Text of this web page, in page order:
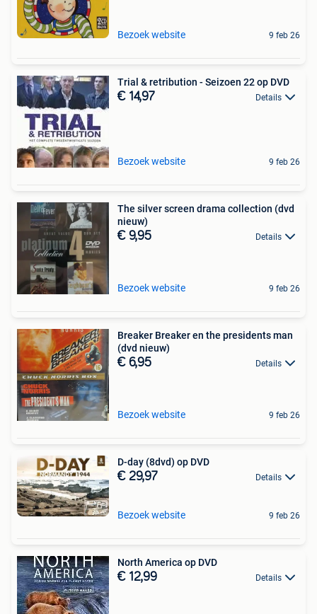
Bezoek website 9 feb 26
Trial & retribution - Seizoen 22 op DVD
€ 14,97 Details
Bezoek website 9 feb 26
The silver screen drama collection (dvd
nieuw)
€ 9,95 Details
Bezoek website 9 feb 26
Breaker Breaker en the presidents man
(dvd nieuw)
€ 6,95 Details
Bezoek website 9 feb 26
D-day (8dvd) op DVD
€ 29,97 Details
Bezoek website 9 feb 26
North America op DVD
€ 12,99 Details